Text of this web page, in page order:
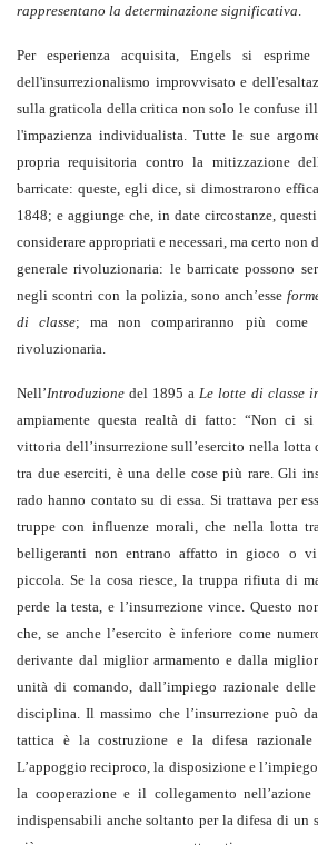
rappresentano la determinazione significativa.
Per esperienza acquisita, Engels si
dell'insurrezionalismo improvvisato e
sulla graticola della critica non solo le confuse
l'impazienza individualista. Tutte le sue
propria requisitoria contro la mitizzazione
barricate: queste, egli dice, si dimostrarono
1848; e aggiunge che, in date circostanze,
considerare appropriati e necessari, ma certo
generale rivoluzionaria: le barricate possono
negli scontri con la polizia, sono anch’esse
di classe; ma non compariranno più come
rivoluzionaria.
Nell’Introduzione del 1895 aLe lotte di classe
ampiamente questa realtà di fatto: “Non ci
vittoria dell’insurrezione sull’esercito nella lotta
tra due eserciti, è una delle cose più rare. Gli
rado hanno contato su di essa. Si trattava per
truppe con influenze morali, che nella lotta
belligeranti non entrano affatto in gioco o
piccola. Se la cosa riesce, la truppa rifiuta di
perde la testa, e l’insurrezione vince. Questo
che, se anche l’esercito è inferiore come
derivante dal miglior armamento e dalla
unità di comando, dall’impiego razionale
disciplina. Il massimo che l’insurrezione può
tattica è la costruzione e la difesa
L’appoggio reciproco, la disposizione e
la cooperazione e il collegamento
indispensabili anche soltanto per la difesa di un